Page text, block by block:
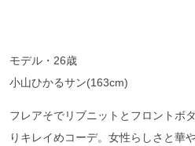
モデル・26歳
小山ひかるサン(163cm)
フレアそでリブニットとフロントボ
りキレイめコーデ。女性らしさと華